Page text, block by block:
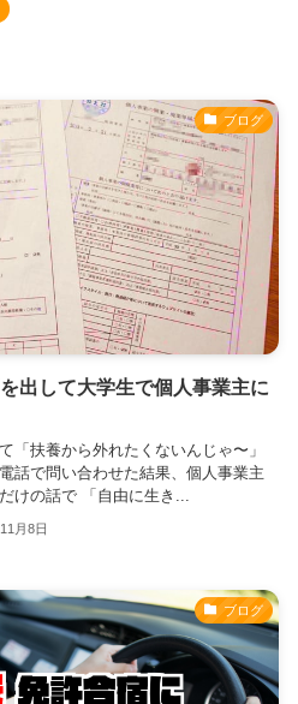
ブログ
出して大学生で個人事業主に
「扶養から外れたくないんじゃ〜」
話で問い合わせた結果、個人事業主
けの話で 「自由に生き...
月8日
ブログ